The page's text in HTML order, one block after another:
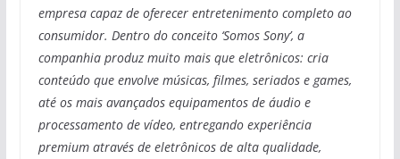
empresa capaz de oferecer entretenimento completo ao
consumidor. Dentro do conceito ‘Somos Sony’, a
companhia produz muito mais que eletrônicos: cria
conteúdo que envolve músicas, filmes, seriados e games,
até os mais avançados equipamentos de áudio e
processamento de vídeo, entregando experiência
premium através de eletrônicos de alta qualidade,